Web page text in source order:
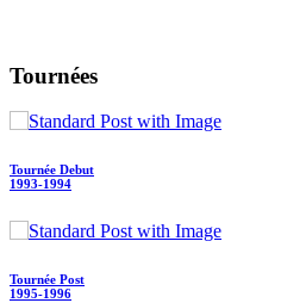
Tournées
Tournée Debut
1993-1994
Tournée Post
1995-1996